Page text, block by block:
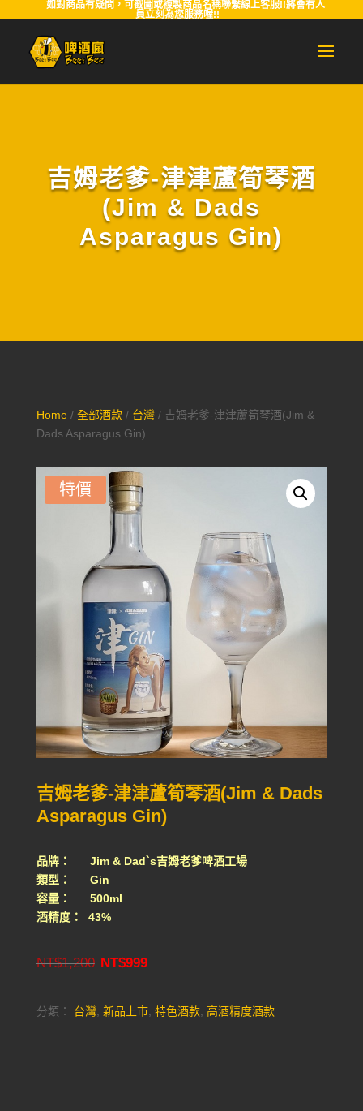
如對商品有疑問，可截圖或複製商品名稱聯繫線上客服!!將會有人
員立刻為您服務喔!!
吉姆老爹-津津蘆筍琴酒
(Jim & Dads
Asparagus Gin)
Home/ 全部酒款/ 台灣/ 吉姆老爹-津津蘆筍琴酒(Jim &
Dads Asparagus Gin)
特價
吉姆老爹-津津蘆筍琴酒(Jim & Dads
Asparagus Gin)
品牌： Jim & Dad`s吉姆老爹啤酒工場
類型： Gin
容量： 500ml
酒精度： 43%
NT$1,200 Original
was:
NT$1,200.
NT$999Current
is:
NT$999.
分類： 台灣, 新品上市, 特色酒款, 高酒精度酒款